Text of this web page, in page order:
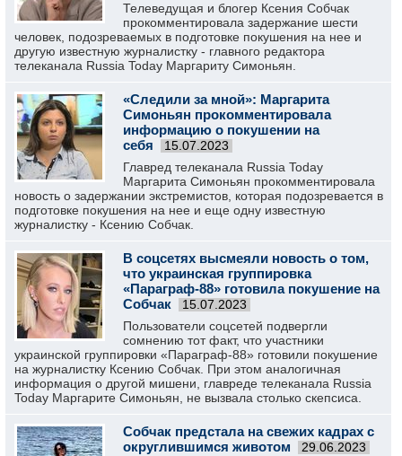
Телеведущая и блогер Ксения Собчак
прокомментировала задержание шести
человек, подозреваемых в подготовке покушения на нее и
другую известную журналистку - главного редактора
телеканала Russia Today Маргариту Симоньян.
«Следили за мной»: Маргарита
Симоньян прокомментировала
информацию о покушении на
себя
15.07.2023
Главред телеканала Russia Today
Маргарита Симоньян прокомментировала
новость о задержании экстремистов, которая подозревается в
подготовке покушения на нее и еще одну известную
журналистку - Ксению Собчак.
В соцсетях высмеяли новость о том,
что украинская группировка
«Параграф-88» готовила покушение на
Собчак
15.07.2023
Пользователи соцсетей подвергли
сомнению тот факт, что участники
украинской группировки «Параграф-88» готовили покушение
на журналистку Ксению Собчак. При этом аналогичная
информация о другой мишени, главреде телеканала Russia
Today Маргарите Симоньян, не вызвала столько скепсиса.
Собчак предстала на свежих кадрах с
округлившимся животом
29.06.2023